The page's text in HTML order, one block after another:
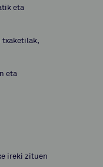
eta
txaketilak,
eta
ireki zituen